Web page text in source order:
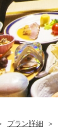
プラン詳細